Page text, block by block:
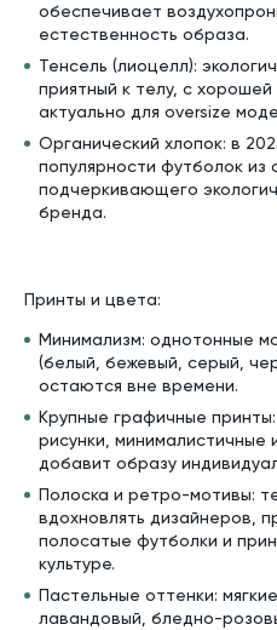
обеспечивает
естественность образа.
Тенсель (лиоцелл):
приятный к телу, с
актуально для oversize
Органический хлопок: в
популярности футболок из
подчеркивающего
бренда.
Принты и цвета:
Минимализм: однотонные
(белый, бежевый, серый,
остаются вне времени.
Крупные графичные
рисунки,
добавит образу
Полоска и ретро-мотивы:
вдохновлять дизайнеров,
полосатые футболки и
культуре.
Пастельные оттенки:
лавандовый, бледно-